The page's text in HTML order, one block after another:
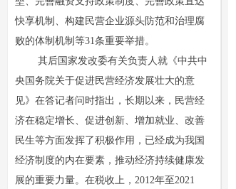
快享机制、构建民营企业源头防范和治理腐
败的体制机制等31条重要举措。
其后国家发改委有关负责人就《中共中
央国务院关于促进民营经济发展壮大的意
见》在答记者问时指出，长期以来，民营经
济在稳定增长、促进创新、增加就业、改善
民生等方面发挥了积极作用，已经成为我国
经济制度的内在要素，推动经济持续健康发
展的重要力量。在税收上，2012年至2021